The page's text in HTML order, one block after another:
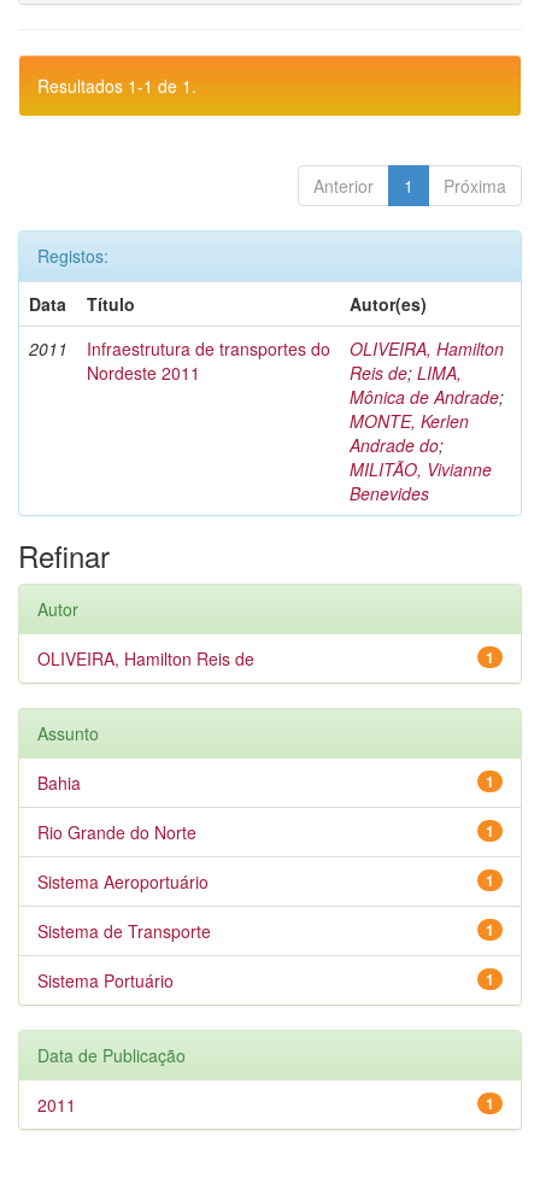
Resultados 1-1 de 1.
Anterior 1 Próxima
Registos:
Data
Título
Autor(es)
2011
Infraestrutura de transportes do
Nordeste 2011
OLIVEIRA, Hamilton
Reis de; LIMA,
Mônica de Andrade;
MONTE, Kerlen
Andrade do;
MILITÃO, Vivianne
Benevides
Refinar
Autor
1
OLIVEIRA, Hamilton Reis de
Assunto
1
Bahia
1
Rio Grande do Norte
1
Sistema Aeroportuário
1
Sistema de Transporte
1
Sistema Portuário
Data de Publicação
1
2011